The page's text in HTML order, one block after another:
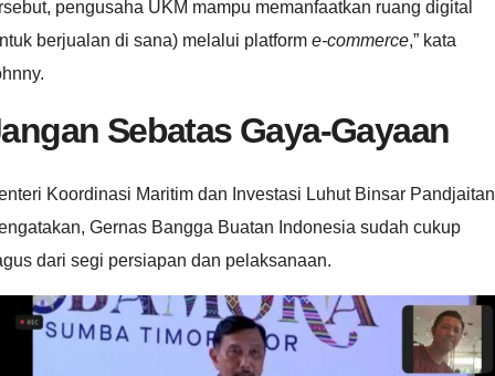
pengusaha UKM mampu memanfaatkan ruang digital
berjualan di sana) melalui platform e-commerce,” kata
Sebatas Gaya-Gayaan
Koordinasi Maritim dan Investasi Luhut Binsar Pandjaitan
Gernas Bangga Buatan Indonesia sudah cukup
dari segi persiapan dan pelaksanaan.